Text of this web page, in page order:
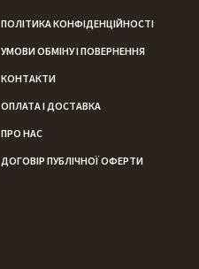
ПОЛІТИКА КОНФІДЕНЦІЙНОСТІ
УМОВИ ОБМІНУ І ПОВЕРНЕННЯ
КОНТАКТИ
ОПЛАТА І ДОСТАВКА
ПРО НАС
ДОГОВІР ПУБЛІЧНОЇ ОФЕРТИ